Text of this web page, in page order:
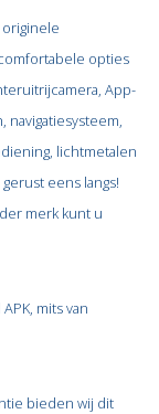
originele
opties
App-
navigatiesysteem,
lichtmetalen
eens langs!
merk kunt u
mits van
bieden wij dit